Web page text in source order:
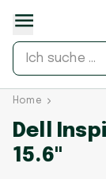
Home
Dell
15.6"